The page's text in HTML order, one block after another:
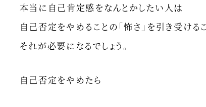
本当に自己肯定感をなんとかしたい人は
自己否定をやめることの「怖さ」を引き受けるこ
それが必要になるでしょう。
自己否定をやめたら